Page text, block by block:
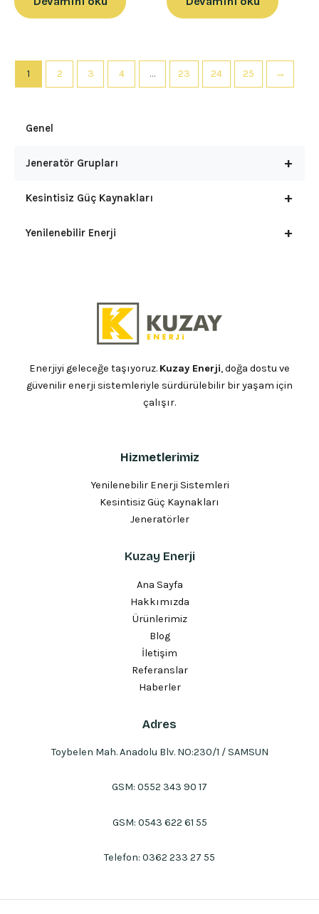
Genel
+
Jeneratör Grupları
+
Kesintisiz Güç Kaynakları
+
Yenilenebilir Enerji
1 2 3 4 … 23 24 25 →
Enerjiyi geleceğe taşıyoruz. Kuzay Enerji, doğa dostu ve
güvenilir enerji sistemleriyle sürdürülebilir bir yaşam için
çalışır.
Hizmetlerimiz
Yenilenebilir Enerji Sistemleri
Kesintisiz Güç Kaynakları
Jeneratörler
Kuzay Enerji
Ana Sayfa
Hakkımızda
Ürünlerimiz
Blog
İletişim
Referanslar
Haberler
Adres
Toybelen Mah. Anadolu Blv. NO:230/1 / SAMSUN
GSM: 0552 343 90 17
GSM: 0543 622 61 55
Telefon: 0362 233 27 55